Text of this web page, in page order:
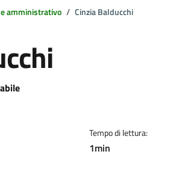
amministrativo Cinzia Balducchi
Tempo di lettura:
1min